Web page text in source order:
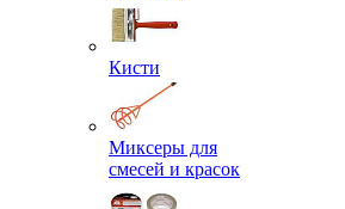
Кисти
Миксеры для
смесей и красок